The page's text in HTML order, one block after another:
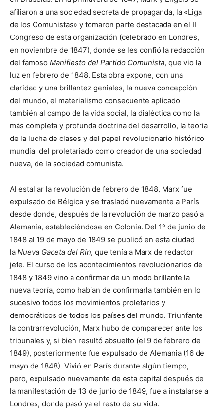
afiliaron a una sociedad secreta de propaganda, la «Liga
de los Comunistas» y tomaron parte destacada en el II
Congreso de esta organización (celebrado en Londres,
en noviembre de 1847), donde se les confió la redacción
del famoso Manifiesto del Partido Comunista, que vio la
luz en febrero de 1848. Esta obra expone, con una
claridad y una brillantez geniales, la nueva concepción
del mundo, el materialismo consecuente aplicado
también al campo de la vida social, la dialéctica como la
más completa y profunda doctrina del desarrollo, la teoría
de la lucha de clases y del papel revolucionario histórico
mundial del proletariado como creador de una sociedad
nueva, de la sociedad comunista.
Al estallar la revolución de febrero de 1848, Marx fue
expulsado de Bélgica y se trasladó nuevamente a París,
desde donde, después de la revolución de marzo pasó a
Alemania, estableciéndose en Colonia. Del 1º de junio de
1848 al 19 de mayo de 1849 se publicó en esta ciudad
la Nueva Gaceta del Rin, que tenía a Marx de redactor
jefe. El curso de los acontecimientos revolucionarios de
1848 y 1849 vino a confirmar de un modo brillante la
nueva teoría, como habían de confirmarla también en lo
sucesivo todos los movimientos proletarios y
democráticos de todos los países del mundo. Triunfante
la contrarrevolución, Marx hubo de comparecer ante los
tribunales y, si bien resultó absuelto (el 9 de febrero de
1849), posteriormente fue expulsado de Alemania (16 de
mayo de 1848). Vivió en París durante algún tiempo,
pero, expulsado nuevamente de esta capital después de
la manifestación de 13 de junio de 1849, fue a instalarse a
Londres, donde pasó ya el resto de su vida.